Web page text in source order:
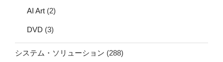
AI Art (2)
DVD (3)
システム・ソリューション (288)